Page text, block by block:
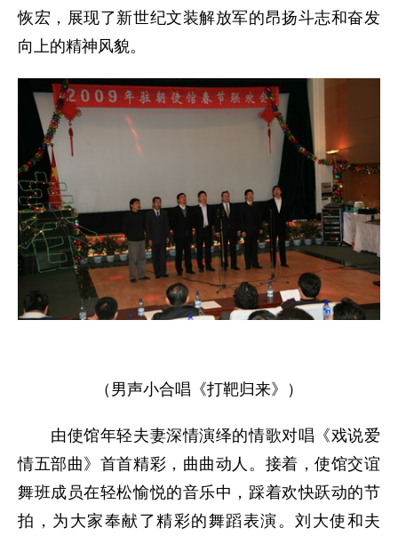
恢宏，展现了新世纪文装解放军的昂扬斗志和奋发
向上的精神风貌。
（男声小合唱《打靶归来》）
由使馆年轻夫妻深情演绎的情歌对唱《戏说爱
情五部曲》首首精彩，曲曲动人。接着，使馆交谊
舞班成员在轻松愉悦的音乐中，踩着欢快跃动的节
拍，为大家奉献了精彩的舞蹈表演。刘大使和夫